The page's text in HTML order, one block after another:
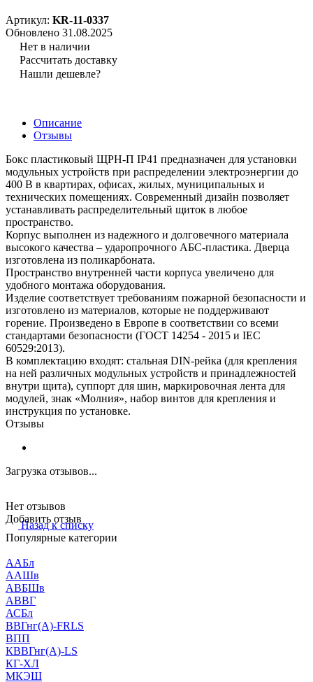
Артикул: KR-11-0337
Обновлено 31.08.2025
Нет в наличии
Рассчитать доставку
Нашли дешевле?
Описание
Отзывы
Бокс пластиковый ЩРН-П IP41 предназначен для установки
модульных устройств при распределении электроэнергии до
400 В в квартирах, офисах, жилых, муниципальных и
технических помещениях. Современный дизайн позволяет
устанавливать распределительный щиток в любое
пространство.
Корпус выполнен из надежного и долговечного материала
высокого качества – ударопрочного АБС-пластика. Дверца
изготовлена из поликарбоната.
Пространство внутренней части корпуса увеличено для
удобного монтажа оборудования.
Изделие соответствует требованиям пожарной безопасности и
изготовлено из материалов, которые не поддерживают
горение. Произведено в Европе в соответствии со всеми
стандартами безопасности (ГОСТ 14254 - 2015 и IEC
60529:2013).
В комплектацию входят: стальная DIN-рейка (для крепления
на ней различных модульных устройств и принадлежностей
внутри щита), суппорт для шин, маркировочная лента для
модулей, знак «Молния», набор винтов для крепления и
инструкция по установке.
Отзывы
Загрузка отзывов...
Нет отзывов
Добавить отзыв
Назад к списку
Популярные категории
ААБл
ААШв
АВБШв
АВВГ
АСБл
ВВГнг(А)-FRLS
ВПП
КВВГнг(А)-LS
КГ-ХЛ
МКЭШ